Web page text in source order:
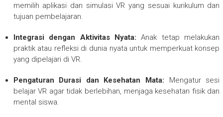
memilih aplikasi dan simulasi VR yang sesuai kurikulum dan
tujuan pembelajaran.
Integrasi dengan Aktivitas Nyata: Anak tetap melakukan
praktik atau refleksi di dunia nyata untuk memperkuat konsep
yang dipelajari di VR.
Pengaturan Durasi dan Kesehatan Mata: Mengatur sesi
belajar VR agar tidak berlebihan, menjaga kesehatan fisik dan
mental siswa.